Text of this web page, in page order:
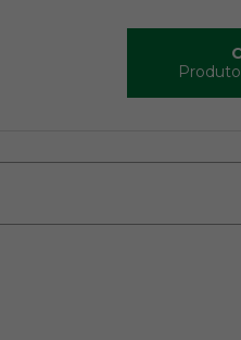
R$ 28,20
Barbecue Chef Pets